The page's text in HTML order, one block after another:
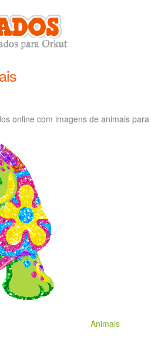
online com imagens de animais
Animais